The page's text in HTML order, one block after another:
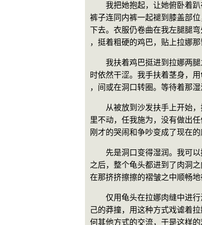
我把她抱起，让她俯卧着趴
裤子连同内裤一起褪到膝盖部
下去。衣服仍卷曲在我左腿腿
，挺着粗硬的鸡巴，贴上拉娜
我扶着鸡巴挺进到拉娜两腿
时依然干涩。我手扶着茎身，
，间或在洞口转圈。等待着那湿
从被放到沙发扶手上开始，
里不动，任我施为，没有做出
刚才的哭闹和争吵变成了现在的
先是洞口变得湿润。我可以
之后，整个龟头都进到了肉洞
在那挤挤擦擦的褶皱之中顺畅地
仅用龟头在拉娜肉缝中进行
己的莽撞，用这种方式戏谑着
何其他方式的交流，于是这样